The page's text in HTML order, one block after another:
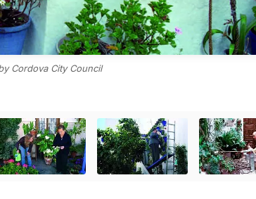
Cordova City Council